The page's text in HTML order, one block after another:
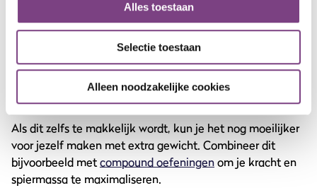
Alles toestaan
Selectie toestaan
Alleen noodzakelijke cookies
Naast een bankje kun je ook gebruikmaken van een dip
station. Als je gemakkelijk je eigen lichaamsgewicht kunt
dippen, kun je hiermee beginnen. Als dit zelfs te
makkelijk wordt, kun je het nog moeilijker voor jezelf
maken door een riem om je middel met gewichten vast te
maken.
Als dit zelfs te makkelijk wordt, kun je het nog moeilijker
voor jezelf maken met extra gewicht. Combineer dit
bijvoorbeeld metcompound oefeningenom je kracht en
spiermassa te maximaliseren.